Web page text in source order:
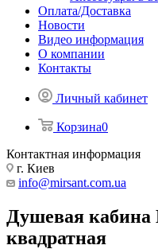
Оплата/Доставка
Новости
Видео информация
О компании
Контакты
Личный кабинет
Корзина0
Контактная информация
г. Киев
info@mirsant.com.ua
Душевая кабина
квадратная